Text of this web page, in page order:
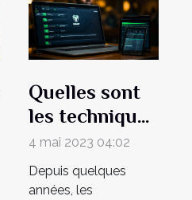
Quelles sont
les techniques
à utiliser pour
installer 1XBet
?
4 mai 2023 04:02
Depuis quelques
années, les